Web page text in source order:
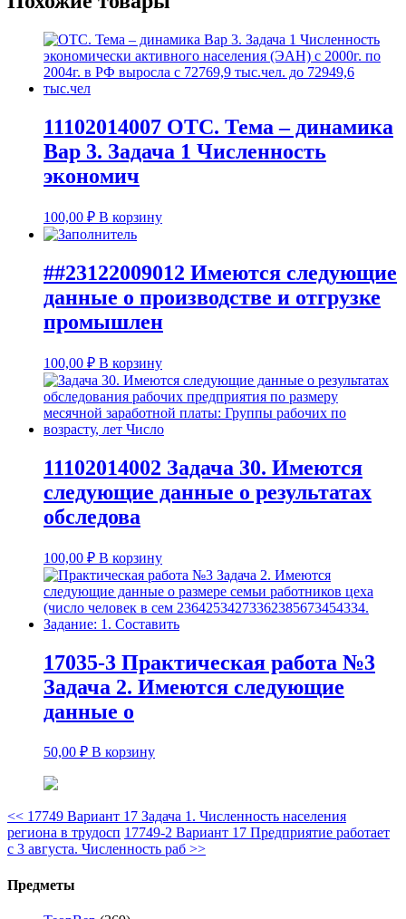
11102014007 ОТС. Тема – динамика
Вар 3. Задача 1 Численность
экономич
100,00 ₽ В корзину
##23122009012 Имеются следующие
данные о производстве и отгрузке
промышлен
100,00 ₽ В корзину
11102014002 Задача 30. Имеются
следующие данные о результатах
обследова
100,00 ₽ В корзину
17035-3 Практическая работа №3
Задача 2. Имеются следующие
данные о
50,00 ₽ В корзину
<< 17749 Вариант 17 Задача 1. Численность населения
региона в трудосп 17749-2 Вариант 17 Предприятие работает
с 3 августа. Численность раб >>
Предметы